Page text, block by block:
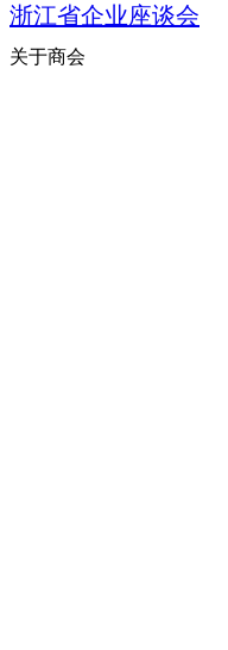
浙江省企业座谈会
关于商会